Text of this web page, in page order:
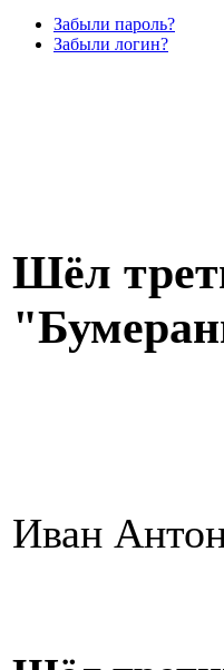
Забыли пароль?
Забыли логин?
Шёл
Иван